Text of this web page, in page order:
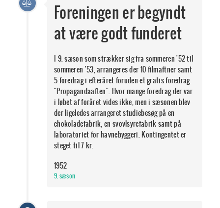
Foreningen er begyndt
at være godt funderet
I 9. sæson som strækker sig fra sommeren '52 til
sommeren '53, arrangeres der 10 filmaftner samt
5 foredrag i efteråret foruden et gratis foredrag
"Propagandaaften". Hvor mange foredrag der var
i løbet af foråret vides ikke, men i sæsonen blev
der ligeledes arrangeret studiebesøg på en
chokoladefabrik, en svovlsyrefabrik samt på
laboratoriet for havnebyggeri. Kontingentet er
steget til 7 kr.
1952
9. sæson